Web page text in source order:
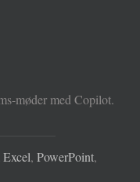
møder med Copilot.
Excel, PowerPoint,